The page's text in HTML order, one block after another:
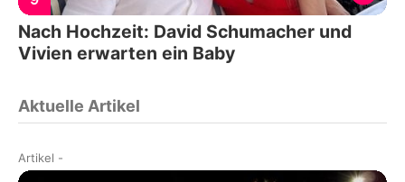
Nach Hochzeit: David Schumacher und
Vivien erwarten ein Baby
Aktuelle Artikel
Artikel -